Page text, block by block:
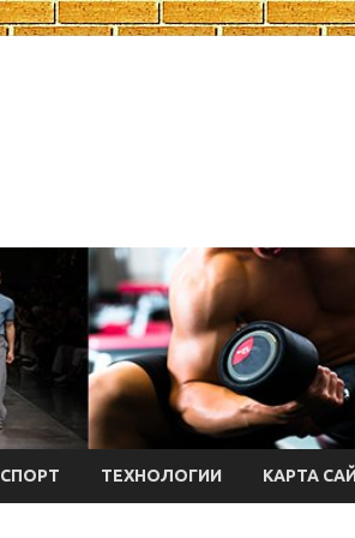
СПОРТ ТЕХНОЛОГИИ КАРТА